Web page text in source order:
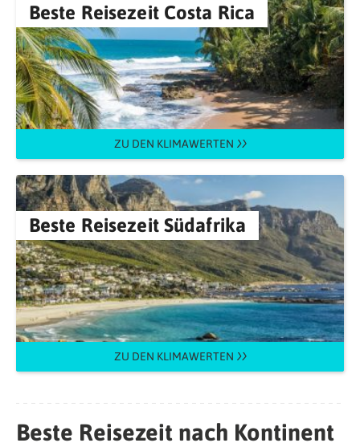
Beste Reisezeit Costa Rica
ZU DEN KLIMAWERTEN
Beste Reisezeit Südafrika
ZU DEN KLIMAWERTEN
Beste Reisezeit nach Kontinent